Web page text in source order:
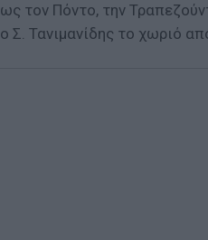
ως τον Πόντο, την
ο Σ. Τανιμανίδης το χωριό